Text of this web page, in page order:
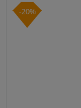
-20%